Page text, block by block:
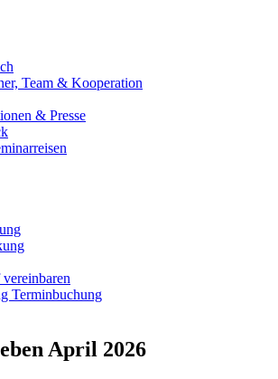
Team & Kooperation
& Presse
Terminbuchung
April 2026